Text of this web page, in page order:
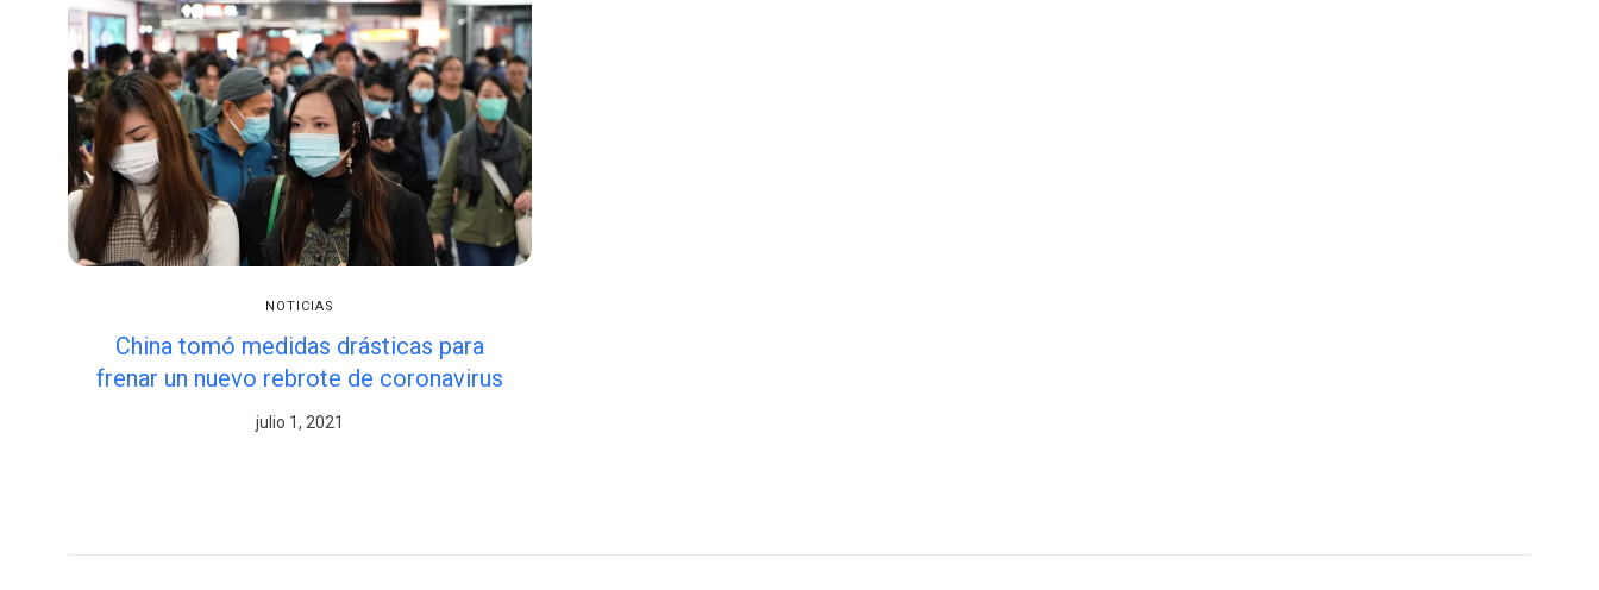
NOTICIAS
China tomó medidas drásticas para
frenar un nuevo rebrote de coronavirus
julio 1, 2021